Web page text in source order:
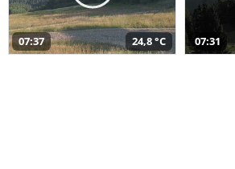
07:37 24,8 °C 07:31